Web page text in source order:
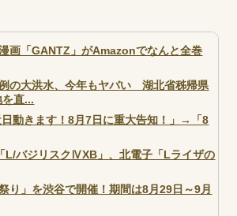
漫画「GANTZ」がAmazonでなんと全巻
例の大洪水、今年もヤバい 湖北省秭帰県
直...
動きます！8月7日に重大告知！」→「8
L/バジリスクⅣXB」、北電子「Lライザの
り」を渋谷で開催！期間は8月29日～9月